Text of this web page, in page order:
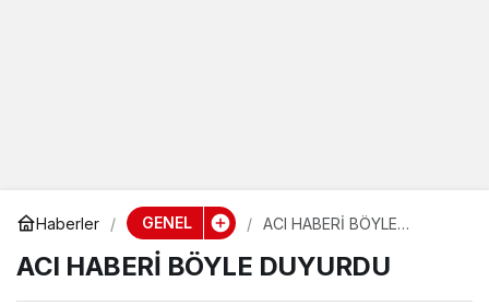
Haberler GENEL
ACI HABERİ BÖYLE
ACI HABERİ BÖYLE DUYURDU